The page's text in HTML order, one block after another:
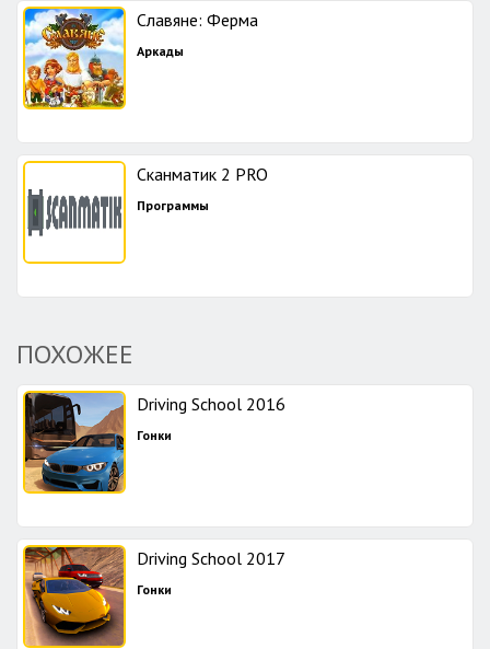
Славяне: Ферма
Аркады
Сканматик 2 PRO
Программы
ПОХОЖЕЕ
Driving School 2016
Гонки
Driving School 2017
Гонки